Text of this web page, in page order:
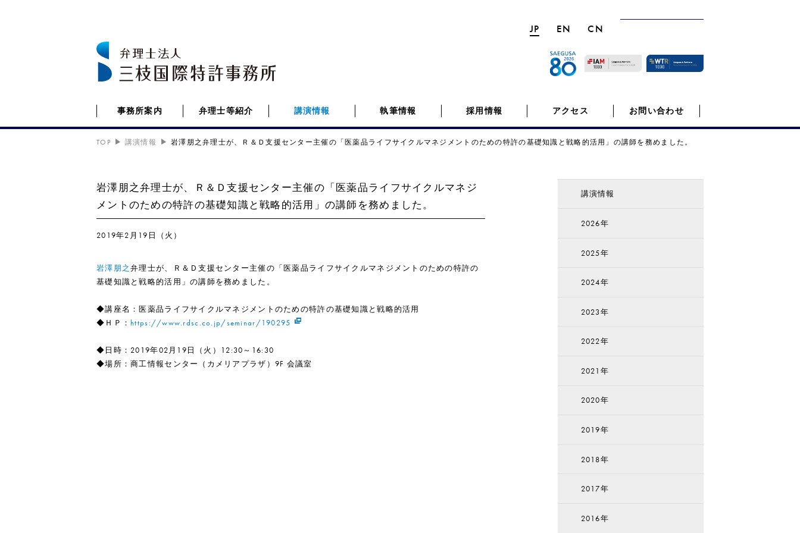
JP EN CN
事務所案内 弁理士等紹介 講演情報 執筆情報 採用情報 アクセス お問い合わせ
TOP 講演情報 岩澤朋之弁理士が、Ｒ＆Ｄ支援センター主催の「医薬品ライフサイクルマネジメントのための特許の基礎知識と戦略的活用」の講師を務めました。
岩澤朋之弁理士が、Ｒ＆Ｄ支援センター主催の「医薬品ライフサイクルマネジ
メントのための特許の基礎知識と戦略的活用」の講師を務めました。
2019年2月19日（火）
岩澤朋之弁理士が、Ｒ＆Ｄ支援センター主催の「医薬品ライフサイクルマネジメントのための特許の
基礎知識と戦略的活用」の講師を務めました。
◆講座名：医薬品ライフサイクルマネジメントのための特許の基礎知識と戦略的活用
◆ＨＰ：https://www.rdsc.co.jp/seminar/190295
◆日時：2019年02月19日（火）12:30～16:30
◆場所：商工情報センター（カメリアプラザ）9F 会議室
講演情報
2026年
2025年
2024年
2023年
2022年
2021年
2020年
2019年
2018年
2017年
2016年